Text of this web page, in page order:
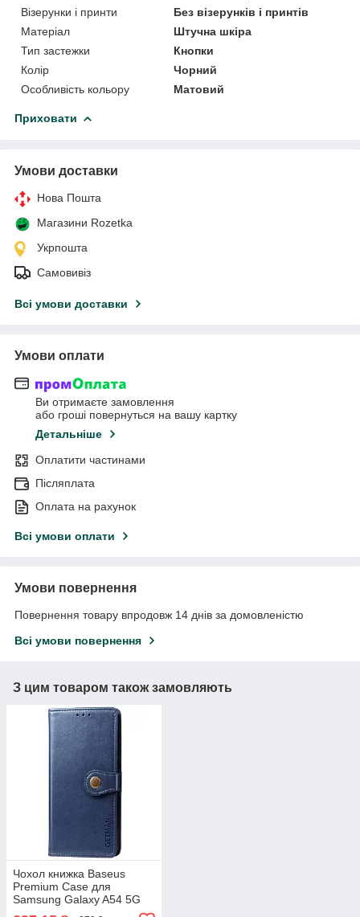
Візерунки і принти
Без візерунків і принтів
Матеріал
Штучна шкіра
Тип застежки
Кнопки
Колір
Чорний
Особливість кольору
Матовий
Приховати
Умови доставки
Нова Пошта
Магазини Rozetka
Укрпошта
Самовивіз
Всі умови доставки
Умови оплати
Ви отримаєте замовлення
або гроші повернуться на вашу картку
Детальніше
Оплатити частинами
Післяплата
Оплата на рахунок
Всі умови оплати
Умови повернення
Повернення товару впродовж 14 днів за домовленістю
Всі умови повернення
З цим товаром також замовляють
Чохол книжка Baseus
Premium Case для
Samsung Galaxy A54 5G